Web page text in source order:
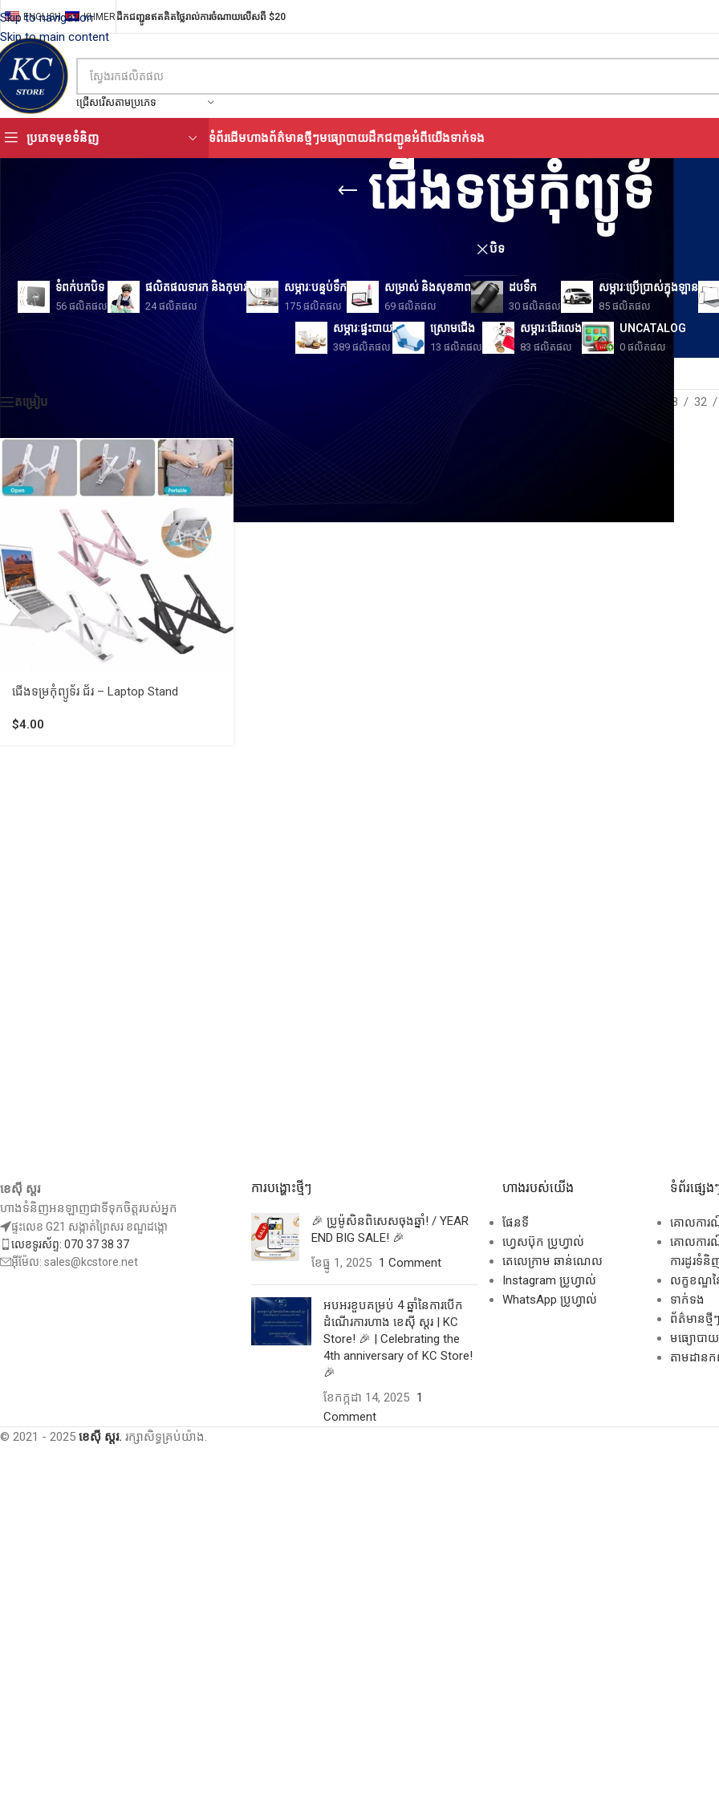
Skip to navigation
Skip to main content
ENGLISH KHMER ដឹកជញ្ជូនឥតគិតថ្លៃរាល់ការចំណាយលើសពី $20
ជ្រើសរើសតាមប្រភេទ
ប្រភេទមុខទំនិញ ទំព័រដើមហាងព័ត៌មានថ្មីៗមធ្យោបាយដឹកជញ្ជូនអំពីយើងទាក់ទង
ជើងទម្រកុំព្យូទ័
បិទ
ទំពក់បកបិទ
56 ផលិតផល
ផលិតផលទារក និងកុមារ
24 ផលិតផល
សម្ភារៈបន្ទប់ទឹក
175 ផលិតផល
សម្រាស់ និងសុខភាព
69 ផលិតផល
ដបទឹក
30 ផលិតផល
សម្ភារៈប្រើប្រាស់ក្នុងឡាន
85 ផលិតផល
សម្ភារៈផ្ទះបាយ
389 ផលិតផល
ស្រោមជើង
13 ផលិតផល
សម្ភារៈដើរលេង
83 ផលិតផល
UNCATALOG
0 ផលិតផល
Products tagged “ជើងទម្រកុំព្យូទ័”
តម្រៀប 28 32
ជើងទម្រកុំព្យូទ័រ ជ័រ – Laptop Stand
$4.00
ខេស៊ី ស្តរ
ហាងទំនិញអនឡាញជាទីទុកចិត្តរបស់អ្នក
ផ្ទះលេខ G21 សង្កាត់ព្រៃសរ ខណ្ឌដង្កោ
លេខទូរស័ព្ទ: 070 37 38 37
អ៊ីម៉ែល: sales@kcstore.net
ការបង្ហោះថ្មីៗ
🎉 ប្រូម៉ូសិនពិសេសចុងឆ្នាំ! / YEAR
END BIG SALE! 🎉
ខែ​ធ្នូ 1, 2025 1 Comment
អបអរខួបគម្រប់ 4 ឆ្នាំនៃការបើក
ដំណើរការហាង ខេស៊ី ស្តរ | KC
Store! 🎉 | Celebrating the
4th anniversary of KC Store!
🎉
ខែ​កក្កដា 14, 2025 1
Comment
ហាងរបស់យើង
ផែនទី
ហ្វេសប៊ុក ប្រូហ្វាល់
តេលេក្រាម ឆាន់ណេល
Instagram ប្រូហ្វាល់
WhatsApp ប្រូហ្វាល់
ទំព័រផ្សេង
គោលការ
គោលកា
ការដូរទំនិ
លក្ខខណ្ឌន
ទាក់ទង
ព័ត៌មានថ្មីៗ
មធ្យោបា
តាមដានក
© 2021 - 2025 ខេស៊ី ស្តរ. រក្សាសិទ្ធគ្រប់យ៉ាង.